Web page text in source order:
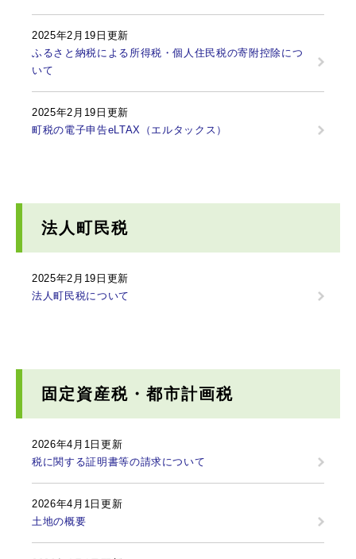
2025年2月19日更新
ふるさと納税による所得税・個人住民税の寄附控除につ
いて
2025年2月19日更新
町税の電子申告eLTAX（エルタックス）
法人町民税
2025年2月19日更新
法人町民税について
固定資産税・都市計画税
2026年4月1日更新
税に関する証明書等の請求について
2026年4月1日更新
土地の概要